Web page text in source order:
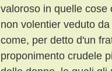
valoroso in quelle cose
non volentier veduto
come, per detto d'un
proponimento crudele